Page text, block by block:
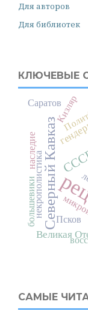
Для авторов
Для библиотек
КЛЮЧЕВЫЕ
Северный Кавказ
Великая
некрополистика
большевики
Кизляр
Саратов
Псков
наследие
САМЫЕ